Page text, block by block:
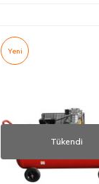
Yeni
Tükendi